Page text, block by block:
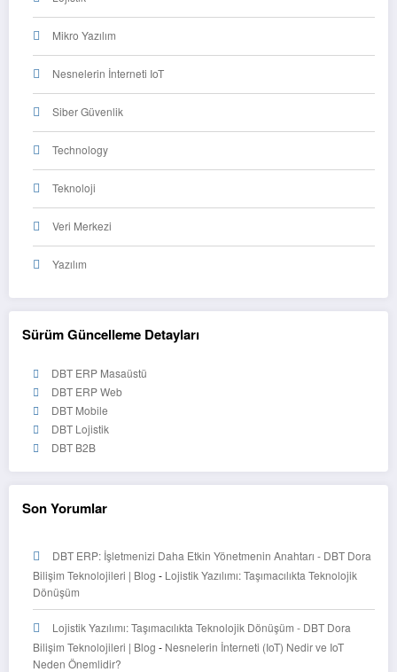
Mikro Yazılım
Nesnelerin İnterneti IoT
Siber Güvenlik
Technology
Teknoloji
Veri Merkezi
Yazılım
Sürüm Güncelleme Detayları
DBT ERP Masaüstü
DBT ERP Web
DBT Mobile
DBT Lojistik
DBT B2B
Son Yorumlar
DBT ERP: İşletmenizi Daha Etkin Yönetmenin Anahtarı - DBT Dora
Bilişim Teknolojileri | Blog - Lojistik Yazılımı: Taşımacılıkta Teknolojik
Dönüşüm
Lojistik Yazılımı: Taşımacılıkta Teknolojik Dönüşüm - DBT Dora
Bilişim Teknolojileri | Blog - Nesnelerin İnterneti (IoT) Nedir ve IoT
Neden Önemlidir?